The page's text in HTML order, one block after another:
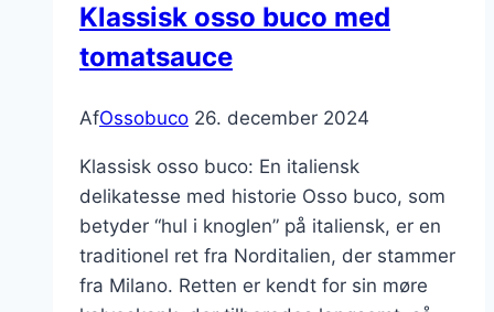
Klassisk osso buco med
tomatsauce
AfOssobuco 26. december 2024
Klassisk osso buco: En italiensk
delikatesse med historie Osso buco, som
betyder “hul i knoglen” på italiensk, er en
traditionel ret fra Norditalien, der stammer
fra Milano. Retten er kendt for sin møre